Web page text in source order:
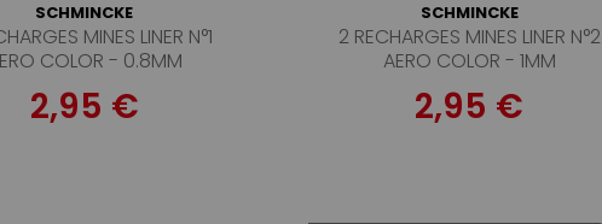
SCHMINCKE
MINES LINER N°1
COLOR - 0.8MM
2,95 €
SCHMINCKE
2 RECHARGES MINES LINER N°2
AERO COLOR - 1MM
2,95 €